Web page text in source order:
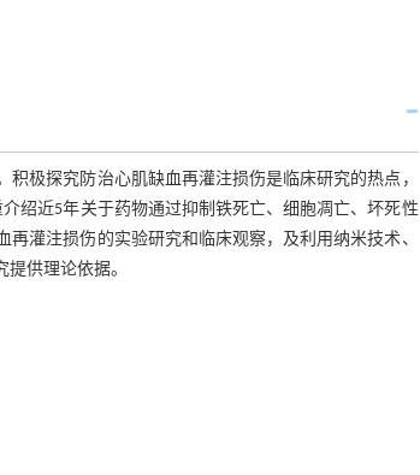
极探究防治心肌缺血再灌注损伤是临床研究的热点，
绍近5年关于药物通过抑制铁死亡、细胞凋亡、坏死性
灌注损伤的实验研究和临床观察，及利用纳米技术、
供理论依据。